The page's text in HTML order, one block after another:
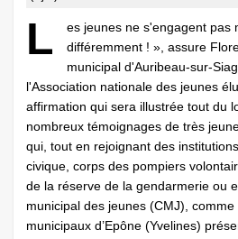
L
es jeunes ne s'engagent pas
différemment ! », assure
municipal d'Auribeau-sur-
l'Association nationale des jeunes
affirmation qui sera illustrée tout du
nombreux témoignages de très
qui, tout en rejoignant des
civique, corps des pompiers
de la réserve de la gendarmerie ou
municipal des jeunes (CMJ),
municipaux d’Epône (Yvelines)